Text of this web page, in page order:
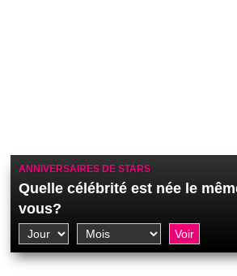
ANNIVERSAIRES DE STARS
Quelle célébrité est née le
vous?